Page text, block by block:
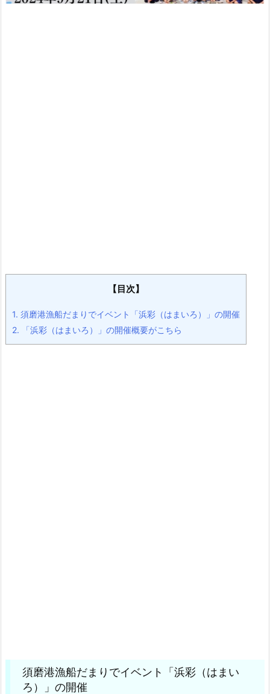
【目次】
1. 須磨港漁船だまりでイベント「浜彩（はまいろ）」の開催
2. 「浜彩（はまいろ）」の開催概要がこちら
須磨港漁船だまりでイベント「浜彩（はまい
ろ）」の開催